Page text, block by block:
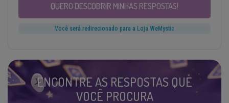
QUERO DESCOBRIR MINHAS RESPOSTAS!
Você será redirecionado para a Loja WeMystic
ENCONTRE AS RESPOSTAS QUE
VOCÊ PROCURA